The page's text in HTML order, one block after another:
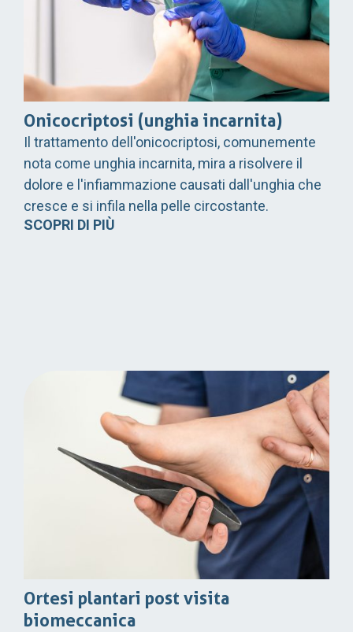
Onicocriptosi (unghia incarnita)
Il trattamento dell'onicocriptosi, comunemente
nota come unghia incarnita, mira a risolvere il
dolore e l'infiammazione causati dall'unghia che
cresce e si infila nella pelle circostante.
SCOPRI DI PIÙ
Ortesi plantari post visita
biomeccanica